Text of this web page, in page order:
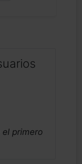
primero